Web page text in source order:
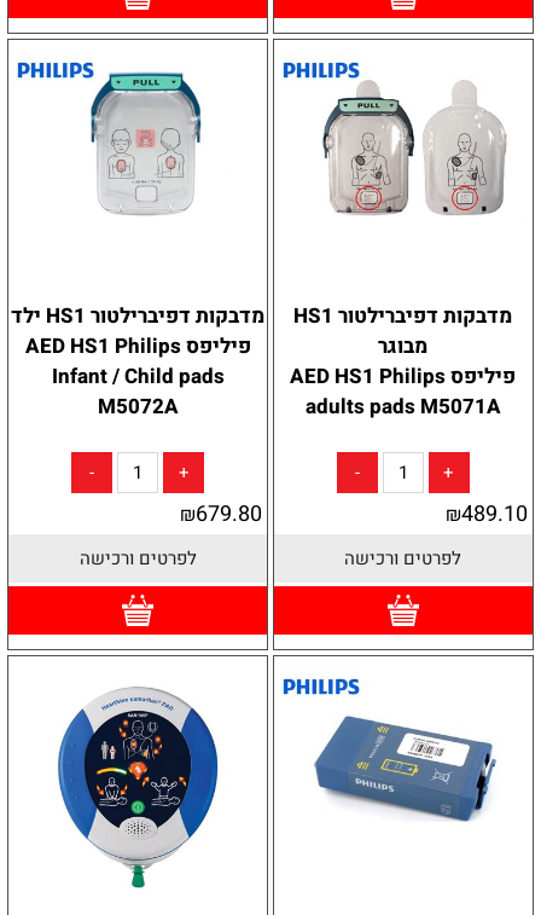
מדבקות דפיברילטור HS1
מבוגר
פיליפס AED HS1 Philips
adults pads M5071A
₪489.10
לפרטים ורכישה
מדבקות דפיברילטור HS1 ילד
פיליפס AED HS1 Philips
Infant / Child pads
M5072A
₪679.80
לפרטים ורכישה